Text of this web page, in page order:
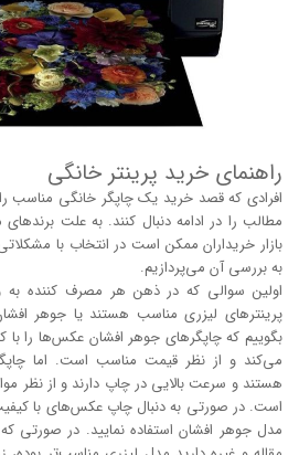
راهنمای خرید پرینتر خانگی
افرادی که قصد خرید یک چاپگر خانگی مناسب
مطالب را در ادامه دنبال کنند. به علت
بازار خریداران ممکن است در انتخاب با
به بررسی آن می‌پردازیم.
اولین سوالی که در ذهن هر مصرف کننده
پرینتر‌های لیزری مناسب هستند یا جوهر
بگوییم که چاپگر‌های جوهر افشان عکس‌ها را با
می‌کند و از نظر قیمت مناسب است. اما
هستند و سرعت بالایی در چاپ دارند و از نظر
است. در صورتی به دنبال چاپ عکس‌های با
مدل جوهر افشان استفاده نمایید. در صورتی